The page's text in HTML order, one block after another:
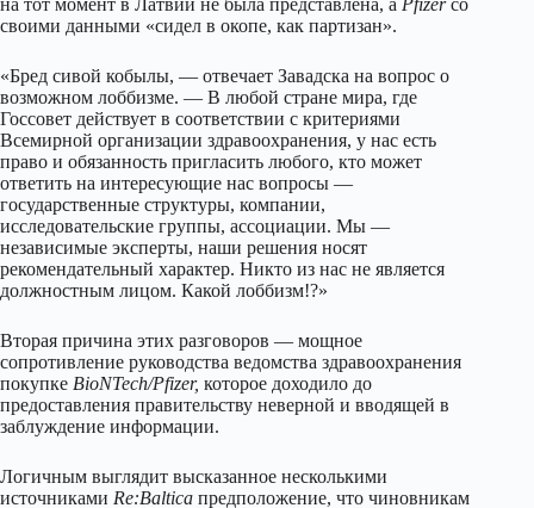
на тот момент в Латвии не была представлена, а Pfizerсо
своими данными «сидел в окопе, как партизан».
«Бред сивой кобылы, — отвечает Завадска на вопрос о
возможном лоббизме. — В любой стране мира, где
Госсовет действует в соответствии с критериями
Всемирной организации здравоохранения, у нас есть
право и обязанность пригласить любого, кто может
ответить на интересующие нас вопросы —
государственные структуры, компании,
исследовательские группы, ассоциации. Мы —
независимые эксперты, наши решения носят
рекомендательный характер. Никто из нас не является
должностным лицом. Какой лоббизм!?»
Вторая причина этих разговоров — мощное
сопротивление руководства ведомства здравоохранения
покупке BioNTech/Pfizer, которое доходило до
предоставления правительству неверной и вводящей в
заблуждение информации.
Логичным выглядит высказанное несколькими
источниками Re:Baltica предположение, что чиновникам